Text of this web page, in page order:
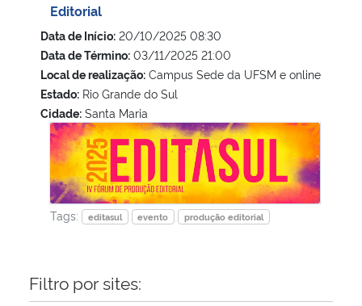
Ministério de Minas e Energia
Ministério da Ciência, Tecnologia, Inovações e Comunicações
Ministério do Meio Ambiente
Ministério do Turismo
Ministério do Desenvolvimento Regional
Ministério da Mulher, da Família e dos Direitos Humanos
Editorial
Data de Início: 20/10/2025 08:30
Data de Término: 03/11/2025 21:00
Local de realização: Campus Sede da UFSM e online
Estado: Rio Grande do Sul
Cidade: Santa Maria
Editasul 2025: IV Fórum de Produção Editorial
Tags: editasul evento produção editorial
Filtro por sites: